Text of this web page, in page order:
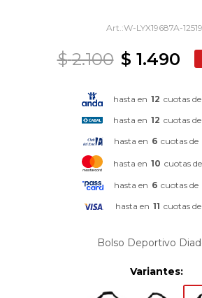
W-LYX19687A-
$ 1.490
$ 2.100
hasta en 12 cuotas de
hasta en 12 cuotas de
hasta en 6 cuotas de
hasta en 10 cuotas de
hasta en 6 cuotas de
hasta en 11 cuotas de
Bolso Deportivo
Variantes: